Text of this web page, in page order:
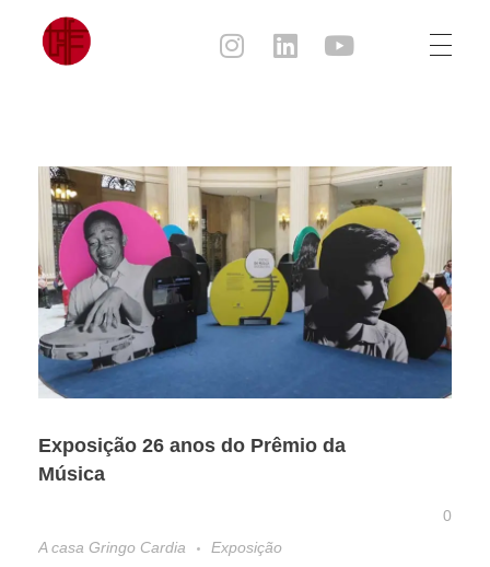
Exposição 26 anos do Prêmio da
Música
0
A casa Gringo Cardia
Exposição